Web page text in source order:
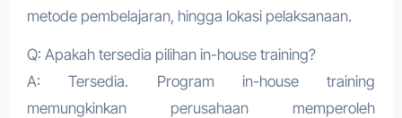
metode pembelajaran, hingga lokasi pelaksanaan.
Q: Apakah tersedia pilihan in-house training?
A: Tersedia. Program in-house training
memungkinkan perusahaan memperoleh